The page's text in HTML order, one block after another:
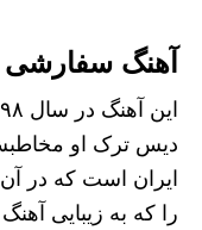
آهنگ سفارشی
دیس ترک او
ایران است که در
را که به زیبایی